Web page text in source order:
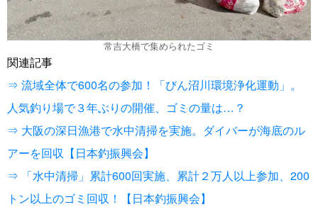
常吉大橋で集められたゴミ
関連記事
⇒ 流域全体で600名の参加！「びん沼川環境浄化運動」。
人気釣り場で３年ぶりの開催、ゴミの量は…？
⇒ 大阪の深日漁港で水中清掃を実施。ダイバーが海底のル
アーを回収【日本釣振興会】
⇒ 「水中清掃」累計600回実施、累計２万人以上参加、200
トン以上のゴミ回収！【日本釣振興会】